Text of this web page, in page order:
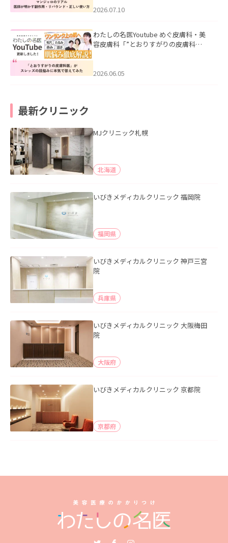
た。
2026.07.10
わたしの名医Youtube めぐ皮膚科・美
容皮膚科「”とおりすがりの皮膚科
2026.06.05
最新クリニック
MJクリニック札幌
北海道
いびきメディカルクリニック 福岡院
福岡県
いびきメディカルクリニック 神戸三宮
院
兵庫県
いびきメディカルクリニック 大阪梅田
院
大阪府
いびきメディカルクリニック 京都院
京都府